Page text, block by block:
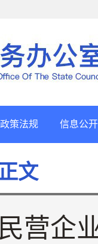
政策法规 信息公开
文
营企